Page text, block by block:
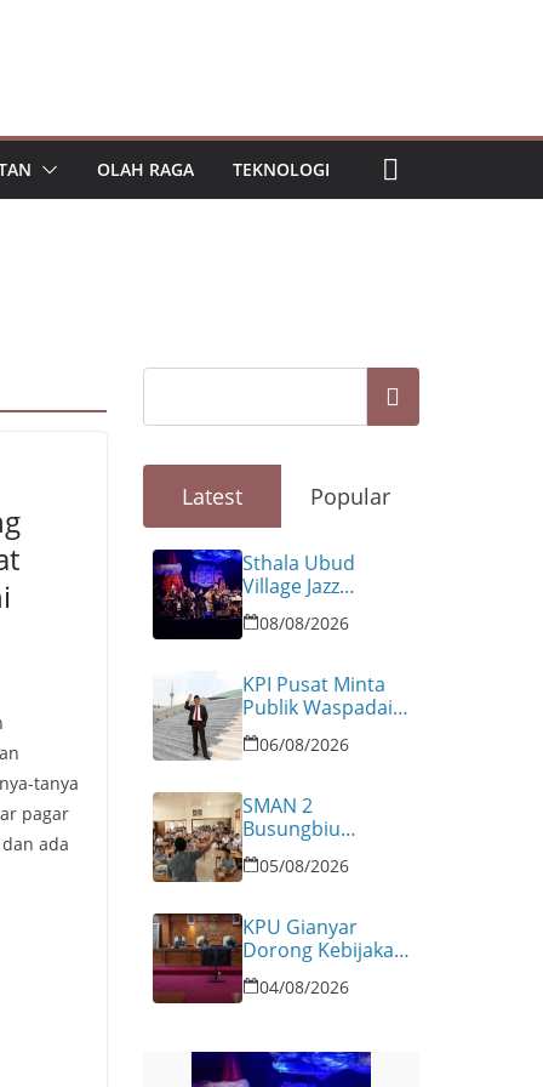
OLAH RAGA TEKNOLOGI
tanya
pagar
ada
Cari
Latest Popular
Sthala Ubud
Village Jazz
Festival 2026
Resmi Dibuka
08/08/2026
KPI Pusat Minta
Publik Waspadai
Hoaks Medsos
06/08/2026
SMAN 2
Busungbiu
Sambut Program
Pendidikan
Buleleng
05/08/2026
KPU Gianyar
Dorong Kebijakan
Pilkel Serentak
2026
04/08/2026